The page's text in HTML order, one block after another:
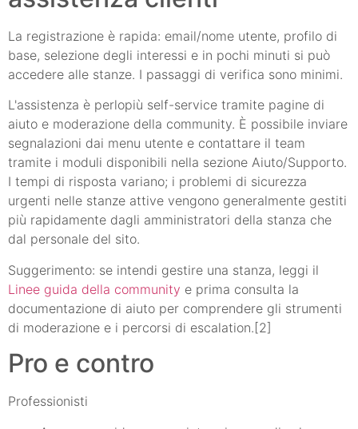
La registrazione è rapida: email/nome utente, profilo di
base, selezione degli interessi e in pochi minuti si può
accedere alle stanze. I passaggi di verifica sono minimi.
L'assistenza è perlopiù self-service tramite pagine di
aiuto e moderazione della community. È possibile inviare
segnalazioni dai menu utente e contattare il team
tramite i moduli disponibili nella sezione Aiuto/Supporto.
I tempi di risposta variano; i problemi di sicurezza
urgenti nelle stanze attive vengono generalmente gestiti
più rapidamente dagli amministratori della stanza che
dal personale del sito.
Suggerimento: se intendi gestire una stanza, leggi il
Linee guida della community e prima consulta la
documentazione di aiuto per comprendere gli strumenti
di moderazione e i percorsi di escalation.[2]
Pro e contro
Professionisti